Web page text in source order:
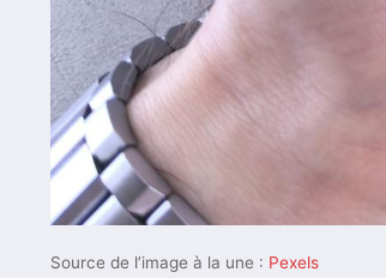
Source de l’image à la une : Pexels